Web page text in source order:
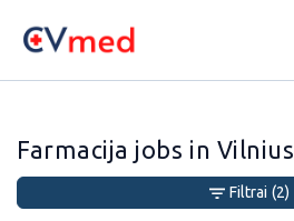
Farmacija jobs in Vilnius
Filtrai (2)